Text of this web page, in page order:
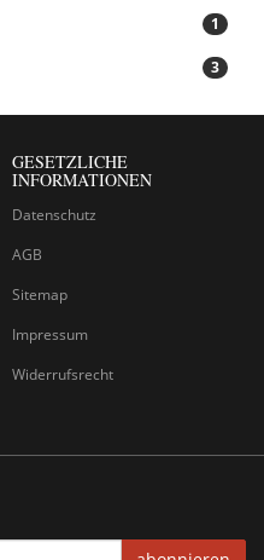
1
3
GESETZLICHE
INFORMATIONEN
Datenschutz
AGB
Sitemap
Impressum
Widerrufsrecht